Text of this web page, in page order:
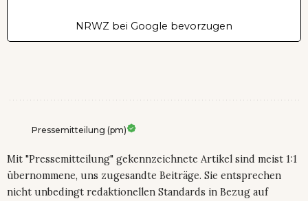
NRWZ bei Google bevorzugen
Pressemitteilung (pm)
Mit "Pressemitteilung" gekennzeichnete Artikel sind meist 1:1
übernommene, uns zugesandte Beiträge. Sie entsprechen
nicht unbedingt redaktionellen Standards in Bezug auf